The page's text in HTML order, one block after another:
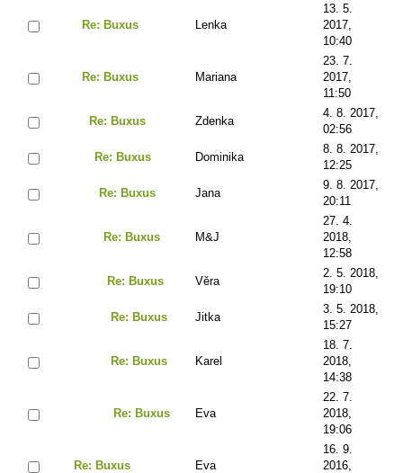
Re: Buxus Lenka
13. 5.
2017,
10:40
Re: Buxus Mariana
23. 7.
2017,
11:50
Re: Buxus Zdenka
4. 8. 2017,
02:56
Re: Buxus Dominika
8. 8. 2017,
12:25
Re: Buxus Jana
9. 8. 2017,
20:11
Re: Buxus M&J
27. 4.
2018,
12:58
Re: Buxus Věra
2. 5. 2018,
19:10
Re: Buxus Jitka
3. 5. 2018,
15:27
Re: Buxus Karel
18. 7.
2018,
14:38
Re: Buxus Eva
22. 7.
2018,
19:06
Re: Buxus Eva
16. 9.
2016,